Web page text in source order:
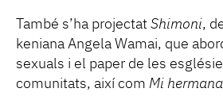
També s’ha projectat Shimoni,
keniana Angela Wamai, que
sexuals i el paper de les
comunitats, així com Mi